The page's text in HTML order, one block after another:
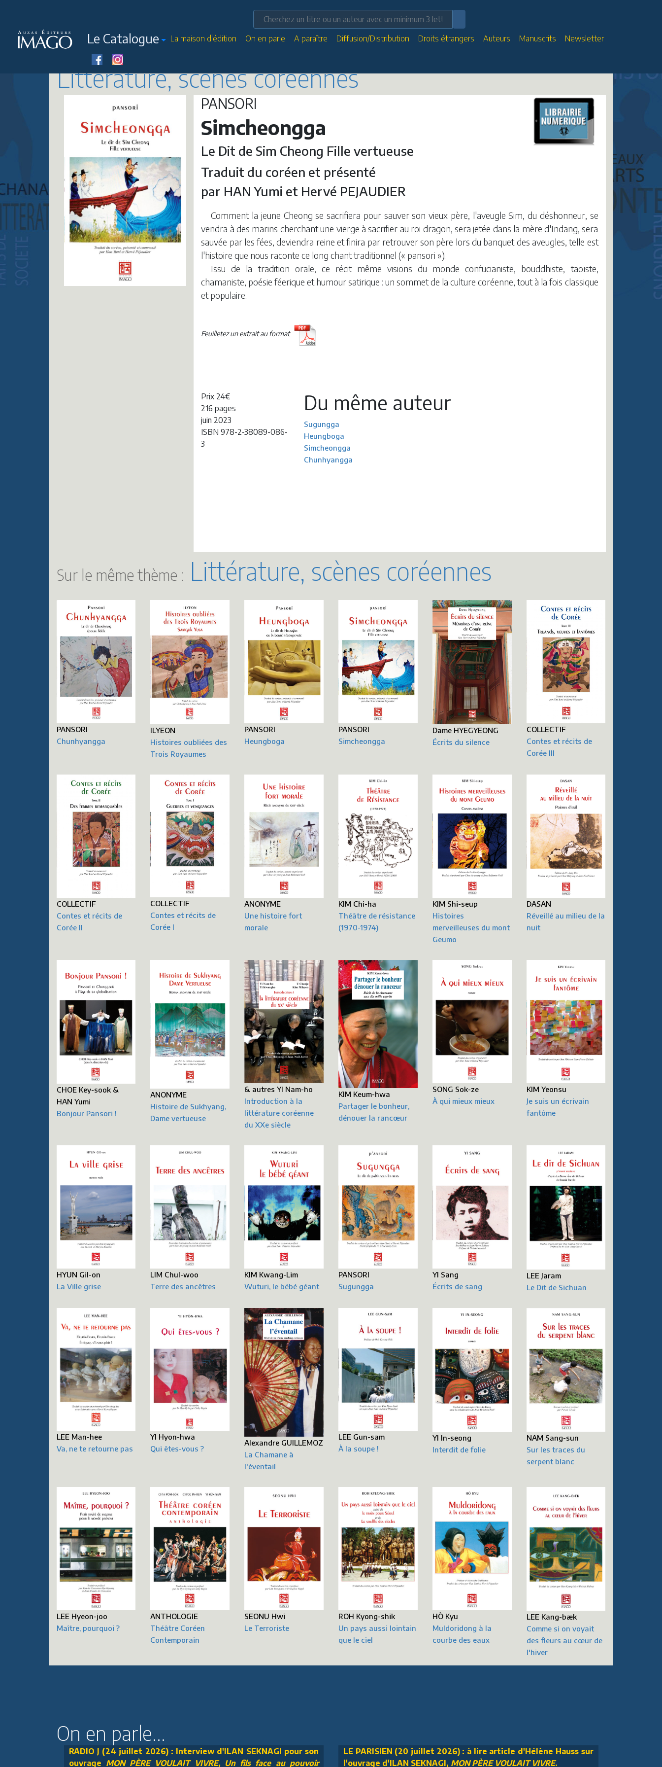
Le Catalogue La maison d'édition On en parle A paraître Diffusion/Distribution Droits étrangers Auteurs Manuscrits Newsletter
Littérature, scènes coréennes
PANSORI
Simcheongga
Le Dit de Sim Cheong Fille vertueuse
Traduit du coréen et présenté
par HAN Yumi et Hervé PEJAUDIER
Comment la jeune Cheong se sacrifiera pour sauver son vieux père, l'aveugle Sim, du déshonneur, se
vendra à des marins cherchant une vierge à sacrifier au roi dragon, sera jetée dans la mère d'Indang, sera
sauvée par les fées, deviendra reine et finira par retrouver son père lors du banquet des aveugles, telle est
l'histoire que nous raconte ce long chant traditionnel (« pansori »).
Issu de la tradition orale, ce récit même visions du monde confucianiste, bouddhiste, taoïste,
chamaniste, poésie féerique et humour satirique : un sommet de la culture coréenne, tout à la fois classique
et populaire.
Feuilletez un extrait au format
Prix 24€
216 pages
juin 2023
ISBN 978-2-38089-086-
3
Du même auteur
Sugungga
Heungboga
Simcheongga
Chunhyangga
Sur le même thème : Littérature, scènes coréennes
PANSORI
Chunhyangga
ILYEON
Histoires oubliées des
Trois Royaumes
PANSORI
Heungboga
PANSORI
Simcheongga
Dame HYEGYEONG
Écrits du silence
COLLECTIF
Contes et récits de
Corée III
COLLECTIF
Contes et récits de
Corée II
COLLECTIF
Contes et récits de
Corée I
ANONYME
Une histoire fort
morale
KIM Chi-ha
Théâtre de résistance
(1970-1974)
KIM Shi-seup
Histoires
merveilleuses du mont
Geumo
DASAN
Réveillé au milieu de la
nuit
CHOE Key-sook &
HAN Yumi
Bonjour Pansori !
ANONYME
Histoire de Sukhyang,
Dame vertueuse
& autres YI Nam-ho
Introduction à la
littérature coréenne
du XXe siècle
KIM Keum-hwa
Partager le bonheur,
dénouer la rancœur
SONG Sok-ze
À qui mieux mieux
KIM Yeonsu
Je suis un écrivain
fantôme
HYUN Gil-on
La Ville grise
LIM Chul-woo
Terre des ancêtres
KIM Kwang-Lim
Wuturi, le bébé géant
PANSORI
Sugungga
YI Sang
Écrits de sang
LEE Jaram
Le Dit de Sichuan
LEE Man-hee
Va, ne te retourne pas
YI Hyon-hwa
Qui êtes-vous ?
Alexandre GUILLEMOZ
La Chamane à
l'éventail
LEE Gun-sam
À la soupe !
YI In-seong
Interdit de folie
NAM Sang-sun
Sur les traces du
serpent blanc
LEE Hyeon-joo
Maître, pourquoi ?
ANTHOLOGIE
Théâtre Coréen
Contemporain
SEONU Hwi
Le Terroriste
ROH Kyong-shik
Un pays aussi lointain
que le ciel
HÒ Kyu
Muldoridong à la
courbe des eaux
LEE Kang-bæk
Comme si on voyait
des fleurs au cœur de
l'hiver
On en parle...
RADIO J (24 juillet 2026) : Interview d'ILAN SEKNAGI pour son
ouvrage MON PÈRE VOULAIT VIVRE, Un fils face au pouvoir
LE PARISIEN (20 juillet 2026) : à lire article d'Hélène Hauss sur
l'ouvrage d'ILAN SEKNAGI, MON PÈRE VOULAIT VIVRE.